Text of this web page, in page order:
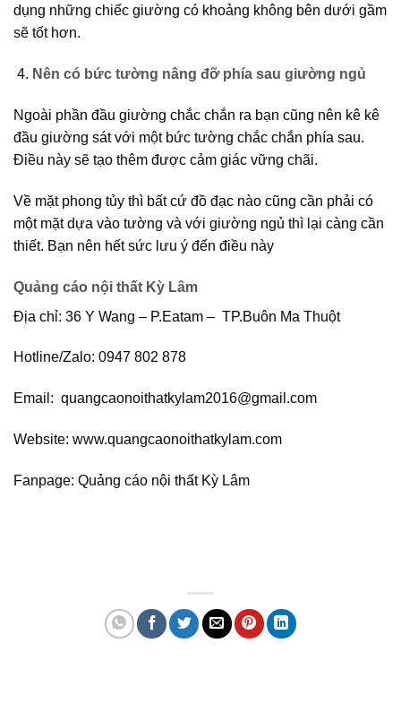
dụng những chiếc giường có khoảng không bên dưới gầm
sẽ tốt hơn.
Nên có bức tường nâng đỡ phía sau giường ngủ
Ngoài phần đầu giường chắc chắn ra bạn cũng nên kê kê
đầu giường sát với một bức tường chắc chắn phía sau.
Điều này sẽ tạo thêm được cảm giác vững chãi.
Về mặt phong tủy thì bất cứ đồ đạc nào cũng cần phải có
một mặt dựa vào tường và với giường ngủ thì lại càng cần
thiết. Bạn nên hết sức lưu ý đến điều này
Quảng cáo nội thất Kỳ Lâm
Địa chỉ: 36 Y Wang – P.Eatam – TP.Buôn Ma Thuột
Hotline/Zalo: 0947 802 878
Email: quangcaonoithatkylam2016@gmail.com
Website: www.quangcaonoithatkylam.com
Fanpage: Quảng cáo nội thất Kỳ Lâm